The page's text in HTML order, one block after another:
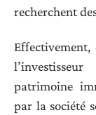
recherchent
Effectivement,
patrimoine
par la société